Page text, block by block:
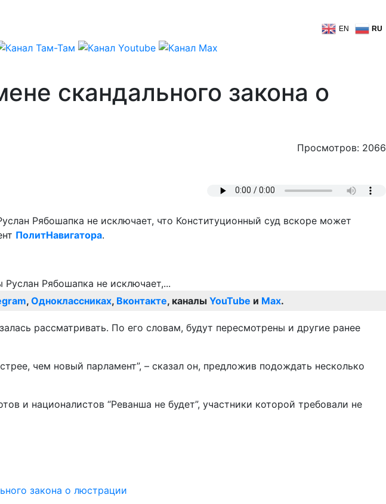
EN RU
скандального закона о
Просмотров: 2066
Рябошапка не исключает, что Конституционный суд вскоре может
ПолитНавигатора.
, Одноклассниках, Вконтакте, каналы YouTube и Max.
рассматривать. По его словам, будут пересмотрены и другие ранее
чем новый парламент”, – сказал он, предложив подождать несколько
и националистов “Реванша не будет”, участники которой требовали не
закона о люстрации